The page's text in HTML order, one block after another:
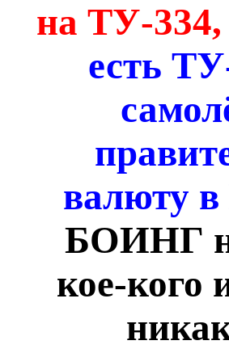
на ТУ-
есть
валюту
БОИНГ
кое-кого